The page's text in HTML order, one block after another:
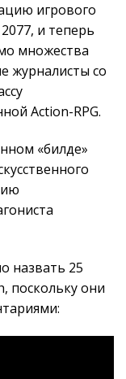
игрового
и теперь
множества
журналисты со
Action-RPG.
«билде»
назвать 25
поскольку они